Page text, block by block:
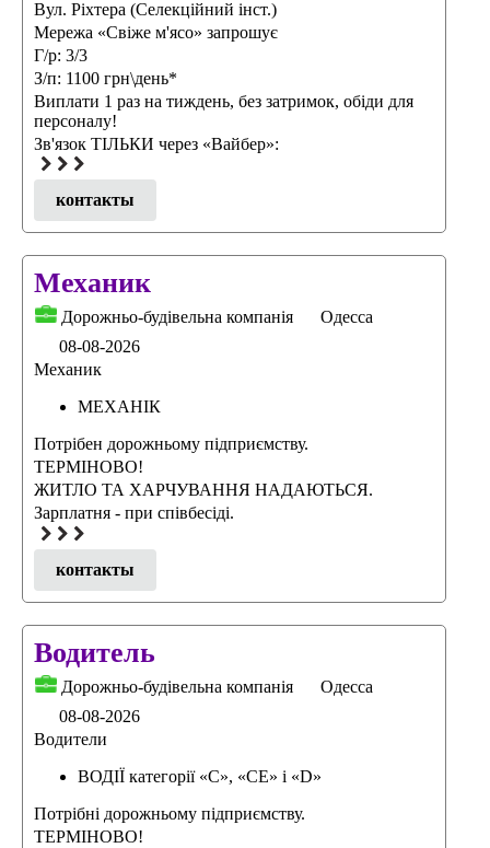
Вул. Ріхтера (Селекційний інст.)
Мережа «Свіже м'ясо» запрошує
Г/р: 3/3
З/п: 1100 грн\день*
Виплати 1 раз на тиждень, без затримок, обіди для
персоналу!
Зв'язок ТІЛЬКИ через «Вайбер»:
контакты
Механик
Дорожньо-будівельна компанія
Одесса
08-08-2026
Механик
МЕХАНІК
Потрібен дорожньому підприємству.
ТЕРМІНОВО!
ЖИТЛО ТА ХАРЧУВАННЯ НАДАЮТЬСЯ.
Зарплатня - при співбесіді.
контакты
Водитель
Дорожньо-будівельна компанія
Одесса
08-08-2026
Водители
ВОДІЇ категорії «С», «СЕ» i «D»
Потрібні дорожньому підприємству.
ТЕРМІНОВО!